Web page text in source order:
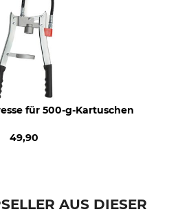
für 500-g-Kartuschen
49,90
AUS DIESER